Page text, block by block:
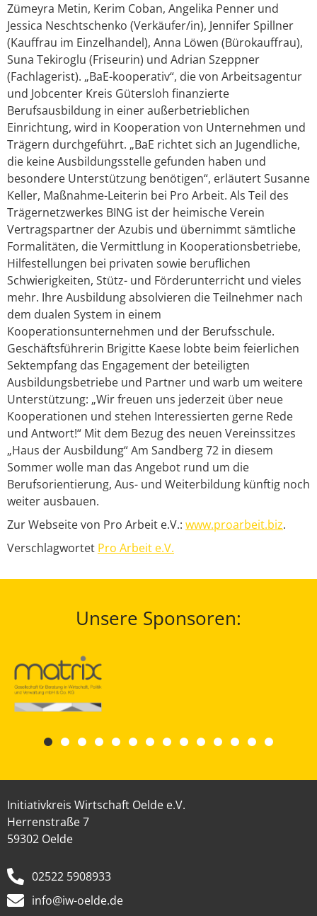
Zümeyra Metin, Kerim Coban, Angelika Penner und
Jessica Neschtschenko (Verkäufer/in), Jennifer Spillner
(Kauffrau im Einzelhandel), Anna Löwen (Bürokauffrau),
Suna Tekiroglu (Friseurin) und Adrian Szeppner
(Fachlagerist). „BaE-kooperativ“, die von Arbeitsagentur
und Jobcenter Kreis Gütersloh finanzierte
Berufsausbildung in einer außerbetrieblichen
Einrichtung, wird in Kooperation von Unternehmen und
Trägern durchgeführt. „BaE richtet sich an Jugendliche,
die keine Ausbildungsstelle gefunden haben und
besondere Unterstützung benötigen“, erläutert Susanne
Keller, Maßnahme-Leiterin bei Pro Arbeit. Als Teil des
Trägernetzwerkes BING ist der heimische Verein
Vertragspartner der Azubis und übernimmt sämtliche
Formalitäten, die Vermittlung in Kooperationsbetriebe,
Hilfestellungen bei privaten sowie beruflichen
Schwierigkeiten, Stütz- und Förderunterricht und vieles
mehr. Ihre Ausbildung absolvieren die Teilnehmer nach
dem dualen System in einem
Kooperationsunternehmen und der Berufsschule.
Geschäftsführerin Brigitte Kaese lobte beim feierlichen
Sektempfang das Engagement der beteiligten
Ausbildungsbetriebe und Partner und warb um weitere
Unterstützung: „Wir freuen uns jederzeit über neue
Kooperationen und stehen Interessierten gerne Rede
und Antwort!“ Mit dem Bezug des neuen Vereinssitzes
„Haus der Ausbildung“ Am Sandberg 72 in diesem
Sommer wolle man das Angebot rund um die
Berufsorientierung, Aus- und Weiterbildung künftig noch
weiter ausbauen.
Zur Webseite von Pro Arbeit e.V.: www.proarbeit.biz.
Verschlagwortet Pro Arbeit e.V.
Unsere Sponsoren:
Initiativkreis Wirtschaft Oelde e.V.
Herrenstraße 7
59302 Oelde
02522 5908933
info@iw-oelde.de